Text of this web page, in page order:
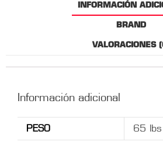
INFORMACIÓN
BRAND
VALORACIONES
Información adicional
PESO 65 lbs